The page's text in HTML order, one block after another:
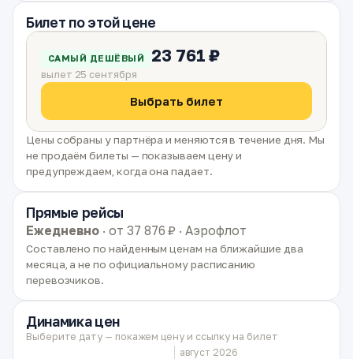
Билет по этой цене
САМЫЙ ДЕШЁВЫЙ 23 761 ₽
вылет 25 сентября
Выбрать билет
Цены собраны у партнёра и меняются в течение дня. Мы
не продаём билеты — показываем цену и
предупреждаем, когда она падает.
Прямые рейсы
Ежедневно · от 37 876 ₽ · Аэрофлот
Составлено по найденным ценам на ближайшие два
месяца, а не по официальному расписанию
перевозчиков.
Динамика цен
Выберите дату — покажем цену и ссылку на билет
август 2026